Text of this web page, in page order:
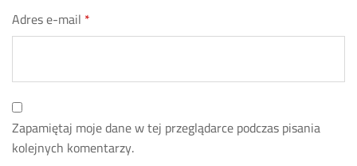
Adres e-mail *
Zapamiętaj moje dane w tej przeglądarce podczas pisania
kolejnych komentarzy.